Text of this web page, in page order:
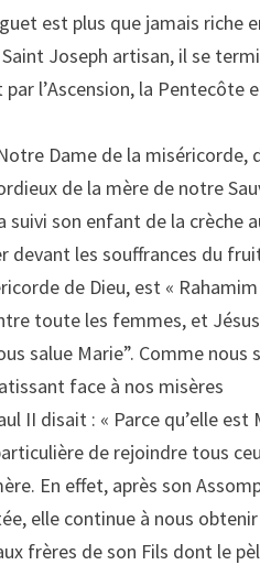
est plus que jamais riche
Joseph artisan, il se
l’Ascension, la Pentecôte
Dame de la miséricorde,
de la mère de notre
suivi son enfant de la crèche
les souffrances du
de Dieu, est «
toute les femmes, et
salue Marie”. Comme
face à nos misères
II disait : « Parce qu’elle est
de rejoindre tous
En effet, après son
elle continue à nous
frères de son Fils dont le